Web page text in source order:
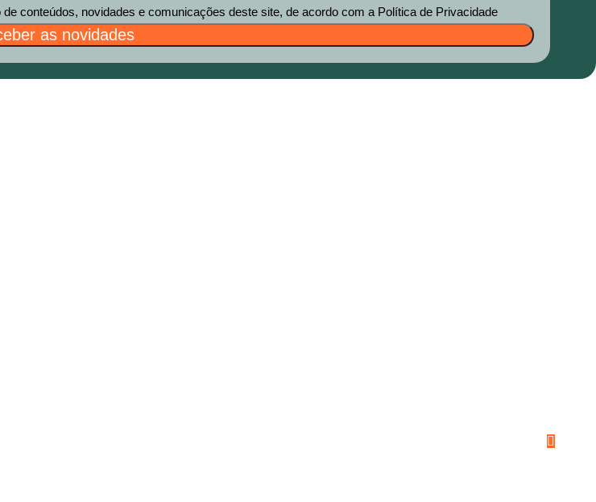
conteúdos, novidades e comunicações deste site, de acordo com a Política de Privacidade
as novidades